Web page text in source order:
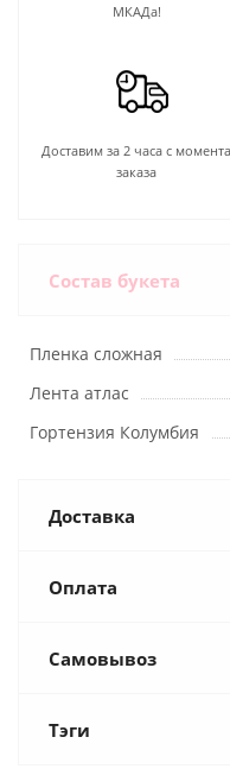
МКАДа!
Доставим за 2 часа с момента
заказа
Состав букета
Пленка сложная
Лента атлас
Гортензия Колумбия
Доставка
Оплата
Самовывоз
Тэги